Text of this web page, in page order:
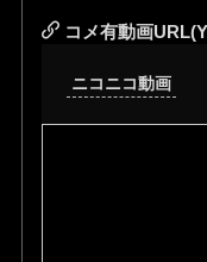
コメ有動画
ニコニコ動画